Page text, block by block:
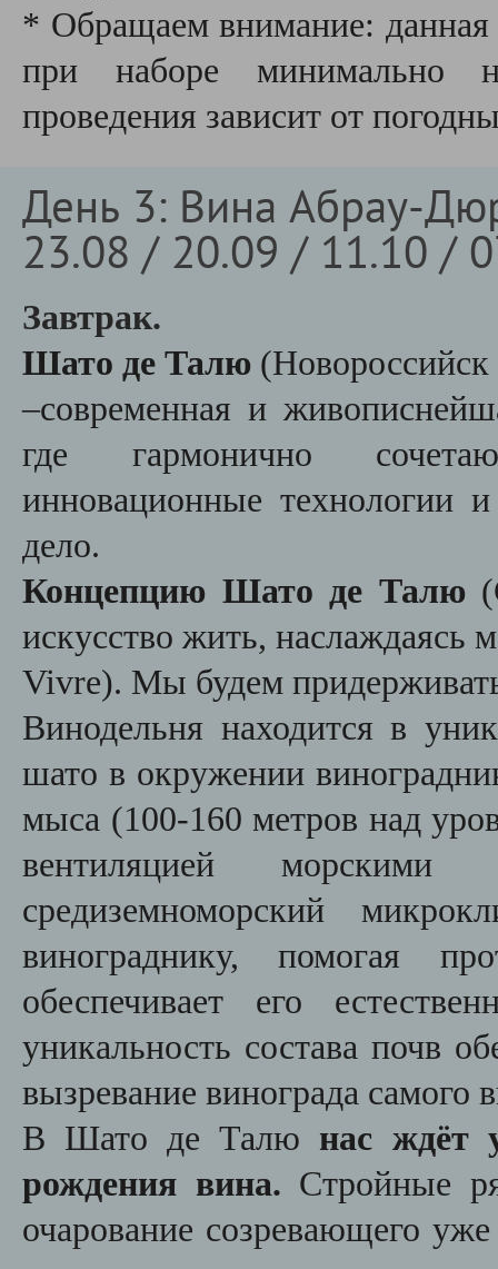
* Обращаем внимание: данная
при наборе минимально
проведения зависит от
День 3: Вина Абрау-
23.08 / 20.09 / 11.10 /
Завтрак.
Шато де Талю
–современная и
где гармонично
инновационные технологии
дело.
Концепцию Шато де Талю
искусство жить, наслаждаясь
Vivre). Мы будем
Винодельня находится в
шато в окружении
мыса (100-160 метров над
вентиляцией морскими
средиземноморский
винограднику, помогая
обеспечивает его
уникальность состава почв
вызревание винограда самого
В Шато де Талю нас ждёт
рождения вина. Стройные
очарование созревающего